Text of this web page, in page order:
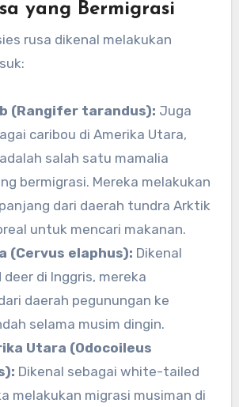
yang Bermigrasi
rusa dikenal melakukan
(Rangifer tarandus): Juga
caribou di Amerika Utara,
salah satu mamalia
bermigrasi. Mereka melakukan
dari daerah tundra Arktik
untuk mencari makanan.
(Cervus elaphus): Dikenal
deer di Inggris, mereka
daerah pegunungan ke
selama musim dingin.
Utara (Odocoileus
Dikenal sebagai white-tailed
melakukan migrasi musiman di